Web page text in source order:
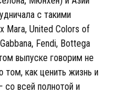
с такими
Mara, United Colors of
Fendi, Bottega
выпуске говорим не
том, как ценить жизнь и
всей полнотой и